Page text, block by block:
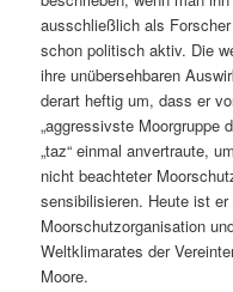
i
n
g
e
n
p
r
i
n
g
e
ausschließlich als
schon politisch aktiv. Die
ihre unübersehbaren
derart heftig um, dass er
„aggressivste Moorgruppe
„taz“ einmal anvertraute,
nicht beachteter
sensibilisieren. Heute ist
Moorschutzorganisation
Weltklimarates der
Moore.